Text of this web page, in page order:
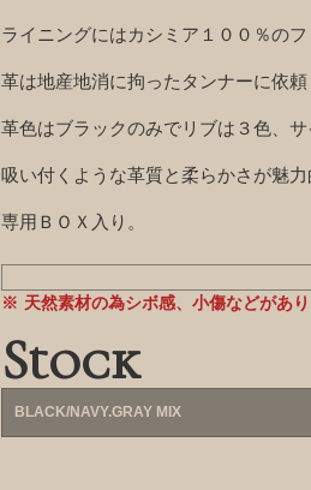
ライニングにはカシミア１００％の
革は地産地消に拘ったタンナーに依
革色はブラックのみでリブは３色、
吸い付くような革質と柔らかさが魅
専用ＢＯＸ入り。
天然素材の為シボ感、小傷などがあ
Stock
BLACK/NAVY.GRAY MIX